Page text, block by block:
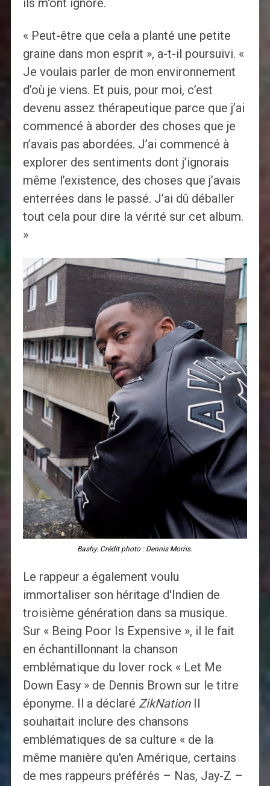
ils m'ont ignoré.
« Peut-être que cela a planté une petite
graine dans mon esprit », a-t-il poursuivi. «
Je voulais parler de mon environnement
d’où je viens. Et puis, pour moi, c’est
devenu assez thérapeutique parce que j’ai
commencé à aborder des choses que je
n’avais pas abordées. J’ai commencé à
explorer des sentiments dont j’ignorais
même l’existence, des choses que j’avais
enterrées dans le passé. J’ai dû déballer
tout cela pour dire la vérité sur cet album.
»
Bashy. Crédit photo : Dennis Morris.
Le rappeur a également voulu
immortaliser son héritage d'Indien de
troisième génération dans sa musique.
Sur « Being Poor Is Expensive », il le fait
en échantillonnant la chanson
emblématique du lover rock « Let Me
Down Easy » de Dennis Brown sur le titre
éponyme. Il a déclaré ZikNation
souhaitait inclure des chansons
emblématiques de sa culture « de la
même manière qu'en Amérique, certains
de mes rappeurs préférés – Nas, Jay-Z –